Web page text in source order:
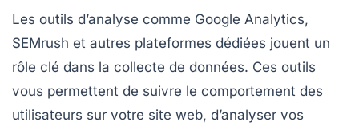
Les outils d’analyse comme Google Analytics,
SEMrush et autres plateformes dédiées jouent un
rôle clé dans la collecte de données. Ces outils
vous permettent de suivre le comportement des
utilisateurs sur votre site web, d’analyser vos